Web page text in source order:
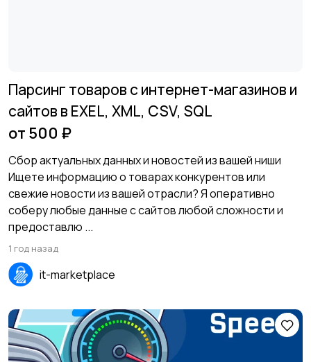
Парсинг товаров с интернет-магазинов и
сайтов в EXEL, XML, CSV, SQL
от 500 ₽
Сбор актуальных данных и новостей из вашей ниши
Ищете информацию о товарах конкурентов или
свежие новости из вашей отрасли? Я оперативно
соберу любые данные с сайтов любой сложности и
предоставлю ...
1 год назад
it-marketplace